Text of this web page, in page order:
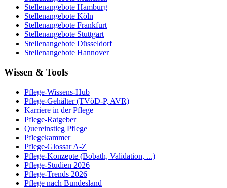
Stellenangebote Hamburg
Stellenangebote Köln
Stellenangebote Frankfurt
Stellenangebote Stuttgart
Stellenangebote Düsseldorf
Stellenangebote Hannover
Wissen & Tools
Pflege-Wissens-Hub
Pflege-Gehälter (TVöD-P, AVR)
Karriere in der Pflege
Pflege-Ratgeber
Quereinstieg Pflege
Pflegekammer
Pflege-Glossar A-Z
Pflege-Konzepte (Bobath, Validation, ...)
Pflege-Studien 2026
Pflege-Trends 2026
Pflege nach Bundesland